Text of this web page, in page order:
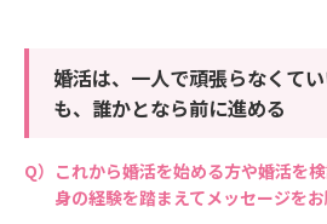
婚活は、一人で頑張らなくて
も、誰かとなら前に進める
これから婚活を始める方や婚活を
身の経験を踏まえてメッセージをお